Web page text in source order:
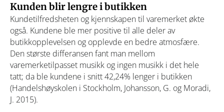
Kunden blir lengre i butikken
Kundetilfredsheten og kjennskapen til varemerket økte
også. Kundene ble mer positive til alle deler av
butikkopplevelsen og opplevde en bedre atmosfære.
Den største differansen fant man mellom
varemerketilpasset musikk og ingen musikk i det hele
tatt; da ble kundene i snitt 42,24% lenger i butikken
(Handelshøyskolen i Stockholm, Johansson, G. og Moradi,
J. 2015).